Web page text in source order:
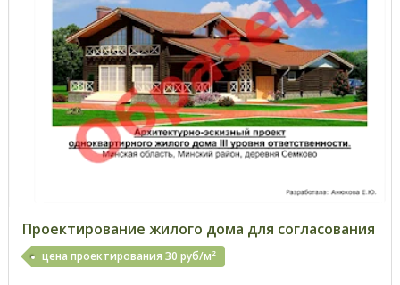
Проектирование жилого дома для согласования
цена проектирования 30 руб/м²